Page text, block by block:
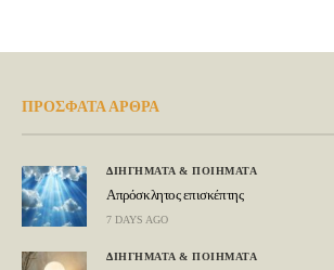
ΠΡΟΣΦΑΤΑ ΑΡΘΡΑ
ΔΙΗΓΗΜΑΤΑ & ΠΟΙΗΜΑΤΑ
Απρόσκλητος επισκέπτης
7 DAYS AGO
ΔΙΗΓΗΜΑΤΑ & ΠΟΙΗΜΑΤΑ